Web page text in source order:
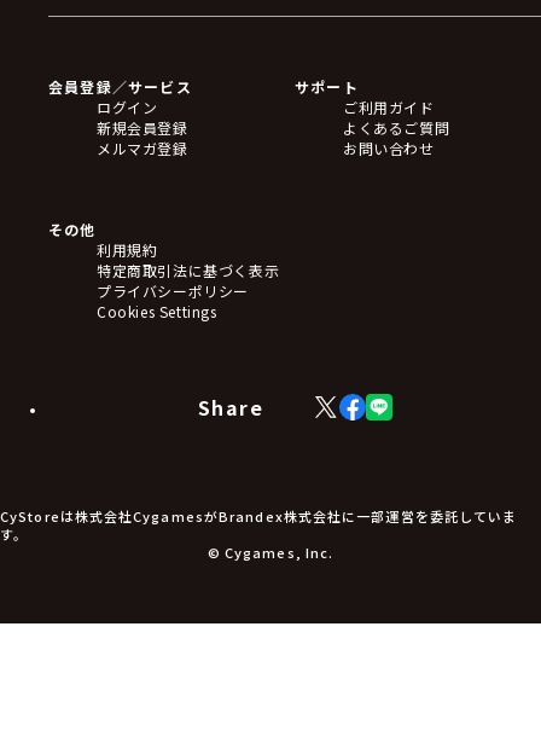
フィギュア
アクリルスタンド
バッジ
キーホルダー・ストラップ
ステッカー・シール・カード
タペストリー・ポスター
アームサポーター
ブレードホルダー
食品・飲料品
アパレル小物
アクセサリー
会員登録／サービス
ログイン
新規会員登録
メルマガ登録
サポート
ご利用ガイド
よくあるご質問
お問い合わせ
その他
利用規約
特定商取引法に基づく表示
プライバシーポリシー
Cookies Settings
Share
X
(Twitter)
Facebook
LINE
CyStoreは株式会社CygamesがBrandex株式会社に一部運営を委託していま
す。
© Cygames, Inc.